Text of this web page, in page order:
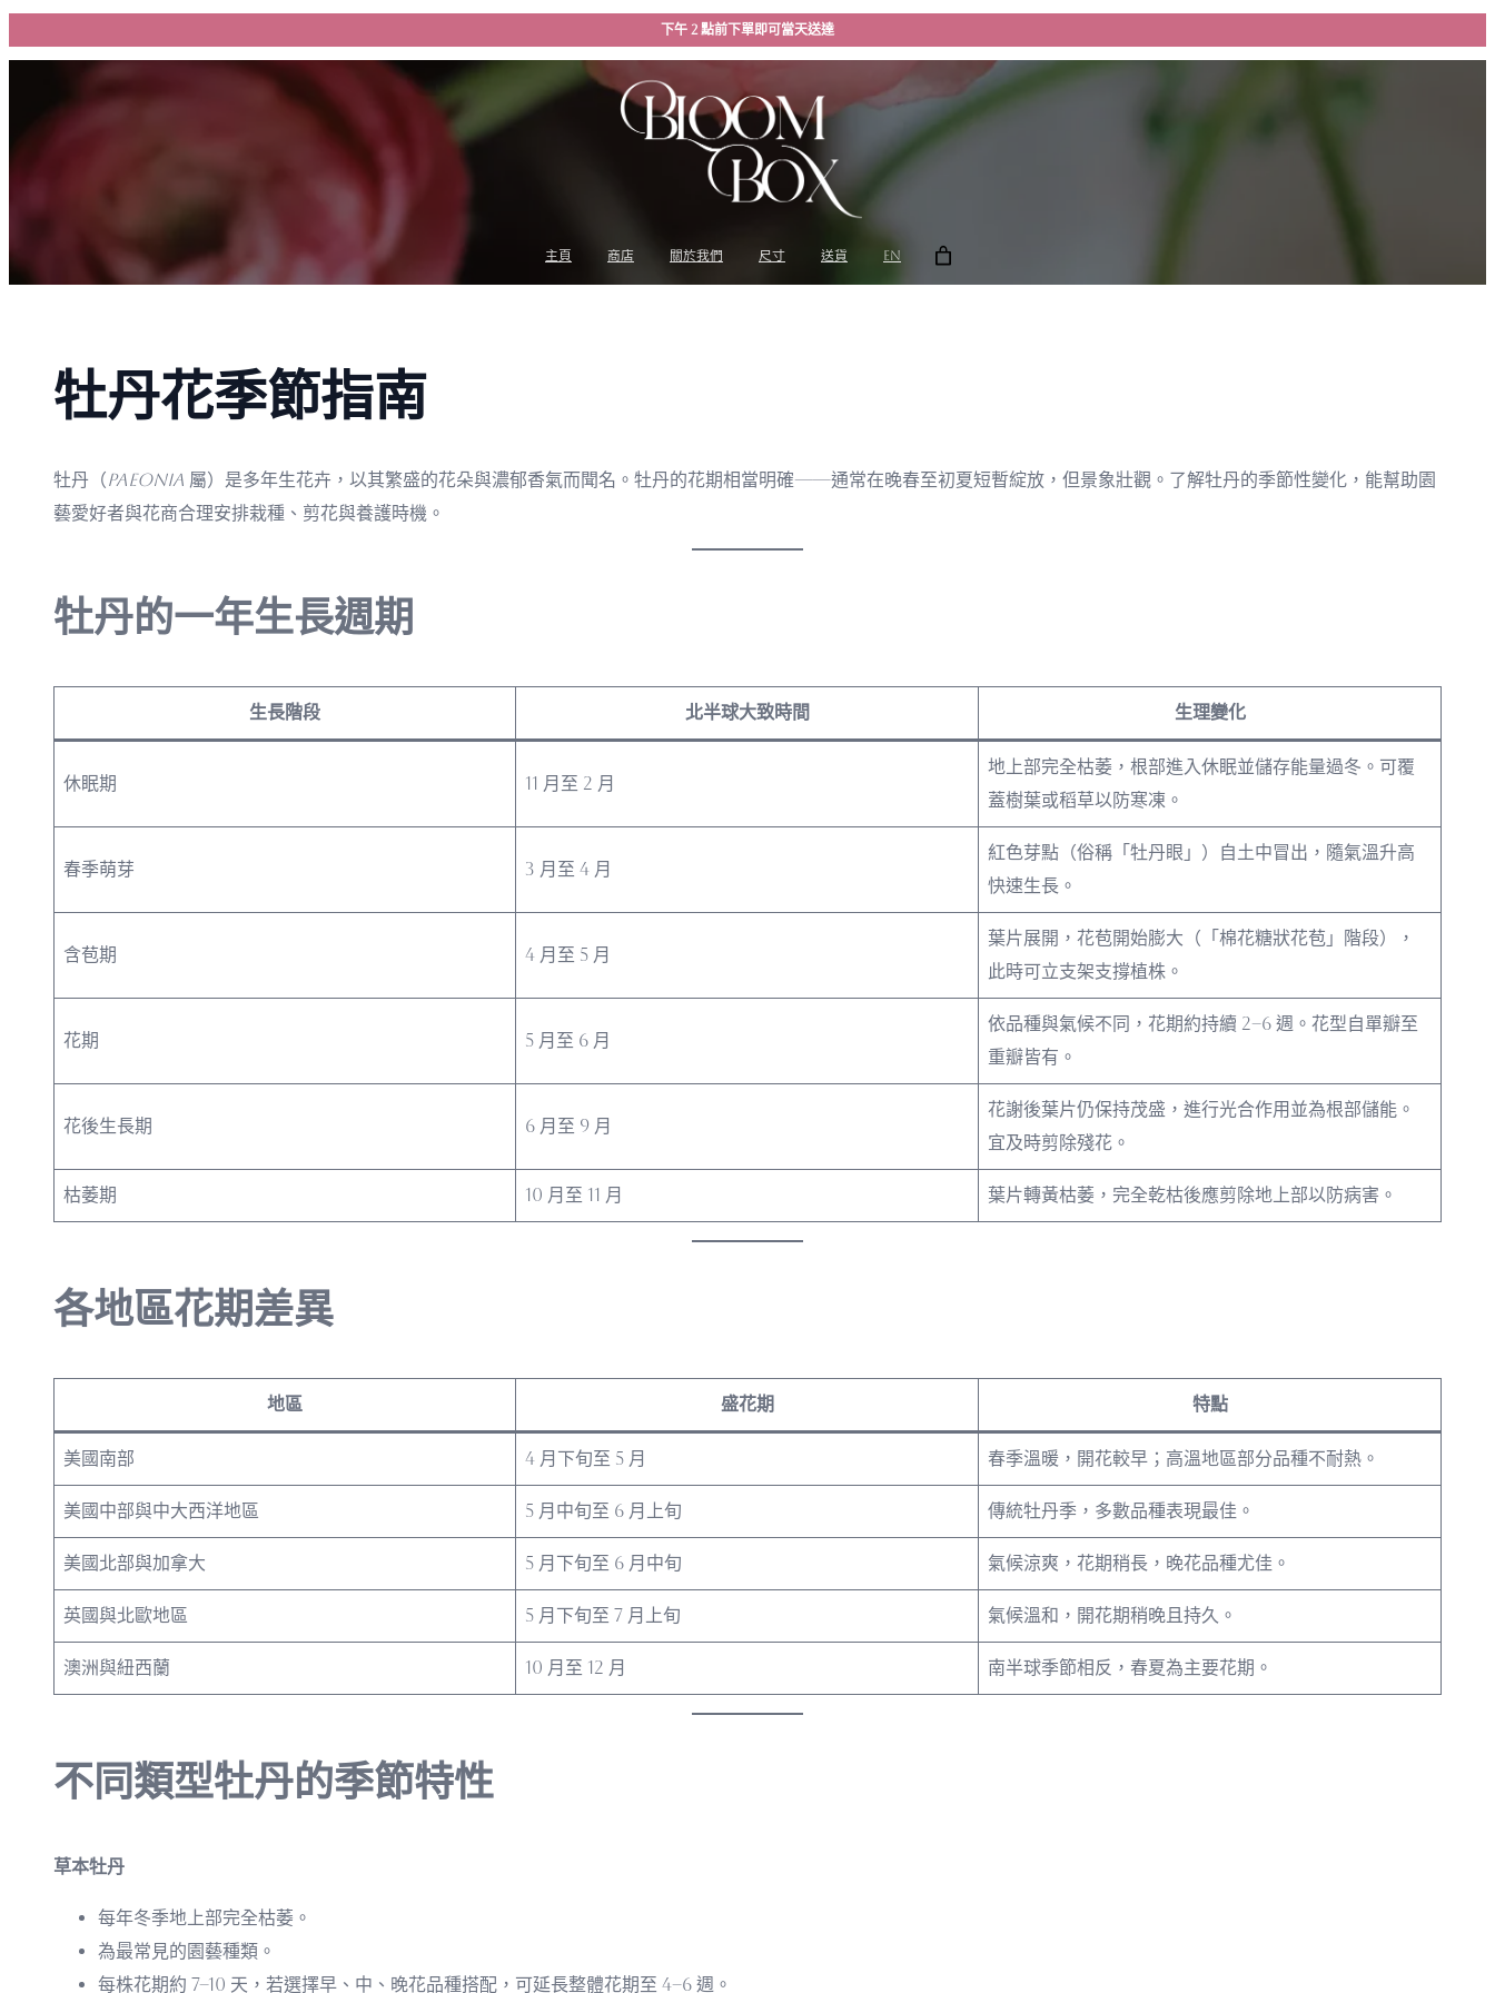
至
要
內
下午 2 點前下單即可當天送達
主頁 商店 關於我們 尺寸 送貨 EN
牡丹花季節指南
牡丹（Paeonia 屬）是多年生花卉，以其繁盛的花朵與濃郁香氣而聞名。牡丹的花期相當明確——通常在晚春至初夏短暫綻放，但景象壯觀。了解牡丹的季節性變化，能幫助園
藝愛好者與花商合理安排栽種、剪花與養護時機。
牡丹的一年生長週期
生長階段 北半球大致時間 生理變化
休眠期 11 月至 2 月
地上部完全枯萎，根部進入休眠並儲存能量過冬。可覆
蓋樹葉或稻草以防寒凍。
春季萌芽 3 月至 4 月
紅色芽點（俗稱「牡丹眼」）自土中冒出，隨氣溫升高
快速生長。
含苞期 4 月至 5 月
葉片展開，花苞開始膨大（「棉花糖狀花苞」階段），
此時可立支架支撐植株。
花期 5 月至 6 月
依品種與氣候不同，花期約持續 2–6 週。花型自單瓣至
重瓣皆有。
花後生長期 6 月至 9 月
花謝後葉片仍保持茂盛，進行光合作用並為根部儲能。
宜及時剪除殘花。
枯萎期 10 月至 11 月 葉片轉黃枯萎，完全乾枯後應剪除地上部以防病害。
各地區花期差異
地區 盛花期 特點
美國南部 4 月下旬至 5 月 春季溫暖，開花較早；高溫地區部分品種不耐熱。
美國中部與中大西洋地區 5 月中旬至 6 月上旬 傳統牡丹季，多數品種表現最佳。
美國北部與加拿大 5 月下旬至 6 月中旬 氣候涼爽，花期稍長，晚花品種尤佳。
英國與北歐地區 5 月下旬至 7 月上旬 氣候溫和，開花期稍晚且持久。
澳洲與紐西蘭 10 月至 12 月 南半球季節相反，春夏為主要花期。
不同類型牡丹的季節特性
草本牡丹
每年冬季地上部完全枯萎。
為最常見的園藝種類。
每株花期約 7–10 天，若選擇早、中、晚花品種搭配，可延長整體花期至 4–6 週。